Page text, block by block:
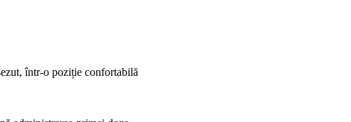
într-o poziție confortabilă